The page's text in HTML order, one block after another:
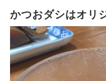
かつおダシはオリ